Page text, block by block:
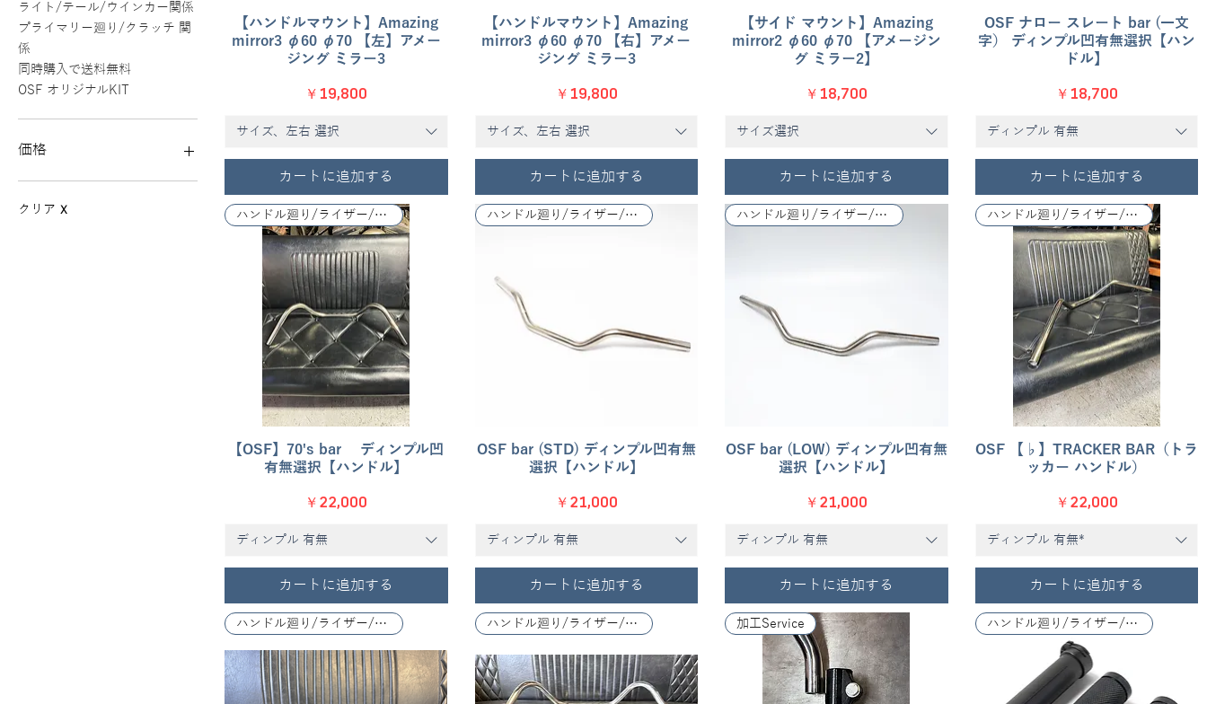
ライト/テール/ウインカー関係
プライマリー廻り/クラッチ 関
係
同時購入で送料無料
OSF オリジナルKIT
価格
￥0
クリア X
クイックビュー
【ハンドルマウント】Amazing
mirror3 φ60 φ70 【左】アメー
ジング ミラー3
価格
￥19,800
サイズ、左右 選択
カートに追加する
クイックビュー
【ハンドルマウント】Amazing
mirror3 φ60 φ70 【右】アメー
ジング ミラー3
価格
￥19,800
サイズ、左右 選択
カートに追加する
クイックビュー
【サイド マウント】Amazing
mirror2 φ60 φ70 【アメージン
グ ミラー2】
価格
￥18,700
サイズ選択
カートに追加する
クイックビュー
OSF ナロー スレート bar (一文
字） ディンプル凹有無選択【ハン
ドル】
価格
￥18,700
ディンプル 有無
カートに追加する
クイックビュー
ハンドル廻り/ライザー/レバー関係
【OSF】70's bar ディンプル凹
有無選択【ハンドル】
価格
￥22,000
ディンプル 有無
カートに追加する
クイックビュー
ハンドル廻り/ライザー/レバー関係
OSF bar (STD) ディンプル凹有無
選択【ハンドル】
価格
￥21,000
ディンプル 有無
カートに追加する
クイックビュー
ハンドル廻り/ライザー/レバー関係
OSF bar (LOW) ディンプル凹有無
選択【ハンドル】
価格
￥21,000
ディンプル 有無
カートに追加する
クイックビュー
ハンドル廻り/ライザー/レバー関係
OSF 【♭】TRACKER BAR（トラ
ッカー ハンドル）
価格
￥22,000
ディンプル 有無*
カートに追加する
ハンドル廻り/ライザー/レバー関係 ハンドル廻り/ライザー/レバー関係 加工Service ハンドル廻り/ライザー/レバー関係